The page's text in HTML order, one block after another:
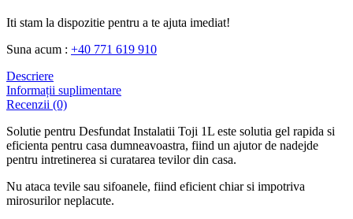
Iti stam la dispozitie pentru a te ajuta imediat!
Suna acum : +40 771 619 910
Descriere
Informații suplimentare
Recenzii (0)
Solutie pentru Desfundat Instalatii Toji 1L este solutia gel rapida si
eficienta pentru casa dumneavoastra, fiind un ajutor de nadejde
pentru intretinerea si curatarea tevilor din casa.
Nu ataca tevile sau sifoanele, fiind eficient chiar si impotriva
mirosurilor neplacute.